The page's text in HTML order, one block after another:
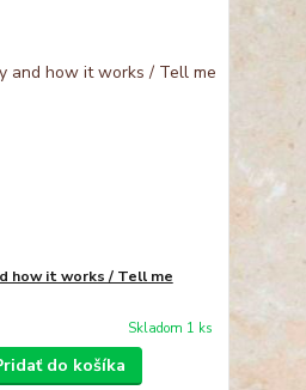
how it works / Tell me
Skladom 1 ks
do košíka